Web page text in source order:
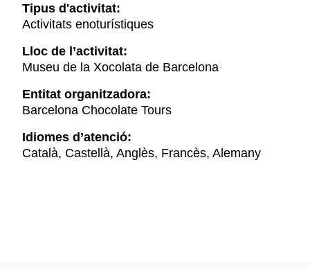
Tipus d'activitat:
Activitats enoturístiques
Lloc de l’activitat:
Museu de la Xocolata de Barcelona
Entitat organitzadora:
Barcelona Chocolate Tours
Idiomes d’atenció:
Català, Castellà, Anglès, Francès, Alemany